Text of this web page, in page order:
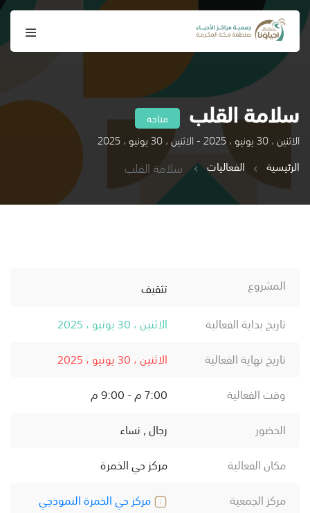
سلامة القلب متاحة
الاثنين ، 30 يونيو ، 2025 - الاثنين ، 30 يونيو ، 2025
الرئيسية
الفعاليات سلامة القلب
المشروع
تثقيف
تاريخ بداية الفعالية
الاثنين ، 30 يونيو ، 2025
تاريخ نهاية الفعالية
الاثنين ، 30 يونيو ، 2025
وقت الفعالية
7:00 م - 9:00 م
الحضور
رجال , نساء
مكان الفعالية
مركز حي الخمرة
مركز الجمعية
مركز حي الخمرة النموذجي